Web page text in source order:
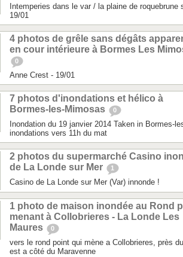
Intemperies dans le var / la plaine de roquebrune
19/01
4 photos de grêle sans dégâts
en cour intérieure à Bormes Les
0
Anne Crest - 19/01
7 photos d'inondations et hélico à
Bormes-les-Mimosas
0
Inondation du 19 janvier 2014 Taken in Bormes-
inondations vers 11h du mat
2 photos du supermarché Casino
de La Londe sur Mer
1
Casino de La Londe sur Mer (Var) innonde !
1 photo de maison inondée au Rond
menant à Collobrieres - La Londe Les
Maures
0
vers le rond point qui mène a Collobrieres, près
est a côté du Maravenne